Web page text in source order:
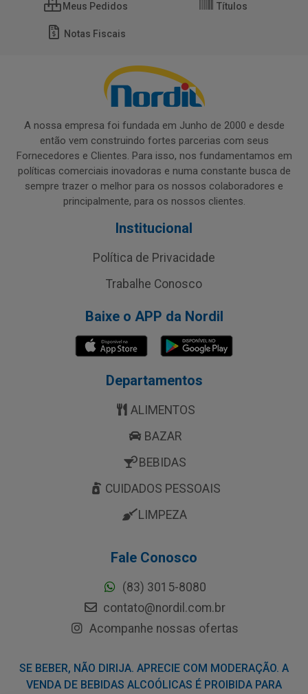
Meus Pedidos Títulos
Notas Fiscais
A nossa empresa foi fundada em Junho de 2000 e desde
então vem construindo fortes parcerias com seus
Fornecedores e Clientes. Para isso, nos fundamentamos em
políticas comerciais inovadoras e numa constante busca de
sempre trazer o melhor para os nossos colaboradores e
principalmente, para os nossos clientes.
Institucional
Política de Privacidade
Trabalhe Conosco
Baixe o APP da Nordil
Departamentos
ALIMENTOS
BAZAR
BEBIDAS
CUIDADOS PESSOAIS
LIMPEZA
Fale Conosco
(83) 3015-8080
contato@nordil.com.br
Acompanhe nossas ofertas
SE BEBER, NÃO DIRIJA. APRECIE COM MODERAÇÃO. A
VENDA DE BEBIDAS ALCOÓLICAS É PROIBIDA PARA